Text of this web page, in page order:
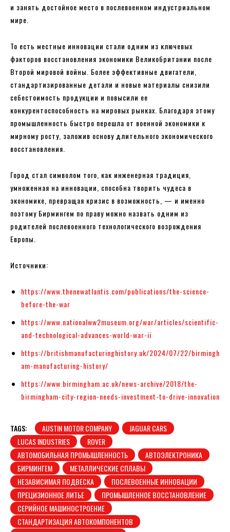
и занять достойное место в послевоенном индустриальном
мире.
То есть местные инновации стали одним из ключевых
факторов восстановления экономики Великобритании после
Второй мировой войны. Более эффективные двигатели,
стандартизированные детали и новые материалы снизили
себестоимость продукции и повысили ее
конкурентоспособность на мировых рынках. Благодаря этому
промышленность быстро перешла от военной экономики к
мирному росту, заложив основу длительного экономического
восстановления.
Город стал символом того, как инженерная традиция,
умноженная на инновации, способна творить чудеса в
экономике, превращая кризис в возможность, — и именно
поэтому Бирмингем по праву можно назвать одним из
родителей послевоенного технологического возрождения
Европы.
Источники:
https://www.thenewatlantis.com/publications/the-science-
before-the-war
https://www.nationalww2museum.org/war/articles/scientific-
and-technological-advances-world-war-ii
https://britishmanufacturinghistory.uk/2024/07/22/birmingh
am-manufacturing-history/
https://www.birmingham.ac.uk/news-archive/2018/the-
birmingham-city-region-needs-investment-to-drive-innovation
TAGS: AUSTIN MOTOR COMPANY
JAGUAR CARS
LUCAS INDUSTRIES
ROVER
АВТОМОБИЛЬНАЯ ПРОМЫШЛЕННОСТЬ
АВТОЭЛЕКТРОНИКА
БИРМИНГЕМ
МЕТАЛЛИЧЕСКИЕ СПЛАВЫ
НЕЗАВИСИМАЯ ПОДВЕСКА
ПОСЛЕВОЕННЫЕ ИННОВАЦИИ
ПРЕЦИЗИОННОЕ ЛИТЬЕ
ПРОМЫШЛЕННОЕ ВОССТАНОВЛЕНИЕ
СЕРИЙНОЕ МАШИНОСТРОЕНИЕ
СТАНДАРТИЗАЦИЯ АВТОКОМПОНЕНТОВ